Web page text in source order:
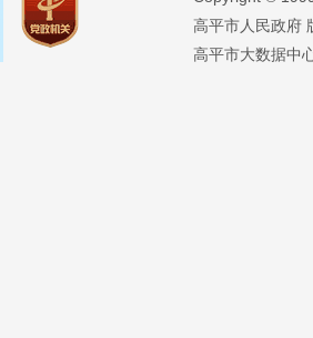
高平市人民政府
高平市大数据